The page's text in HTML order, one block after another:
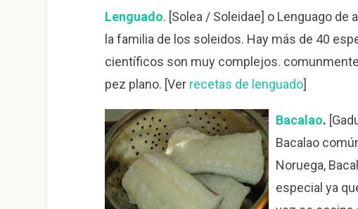
Lenguado. [Solea / Soleidae] o Lenguago de
la familia de los soleidos. Hay más de 40
científicos son muy complejos.
pez plano. [Ver recetas de lenguado]
Bacalao.
Bacalao
Noruega,
especial ya